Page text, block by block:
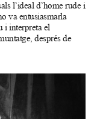
l’ideal d’home rude i
va entusiasmarla
i interpreta el
després de